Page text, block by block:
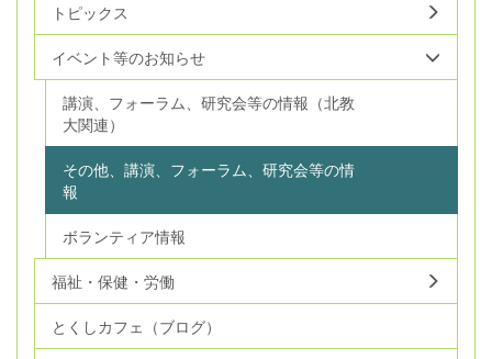
トピックス
イベント等のお知らせ
講演、フォーラム、研究会等の情報（北教
大関連）
その他、講演、フォーラム、研究会等の情
報
ボランティア情報
福祉・保健・労働
とくしカフェ（ブログ）